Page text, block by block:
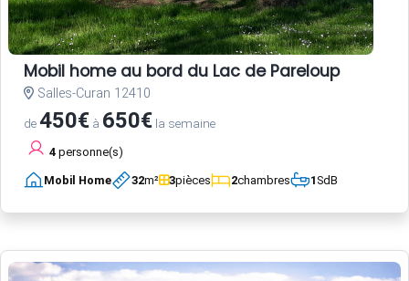
Mobil home au bord du Lac de Pareloup
Salles-Curan 12410
de450€ à 650€ la semaine
4 personne(s)
Mobil Home 32m² 3pièces 2chambres 1SdB